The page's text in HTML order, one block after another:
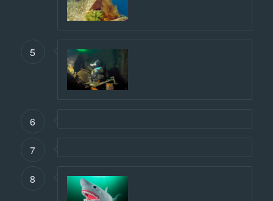
5
6
7
8